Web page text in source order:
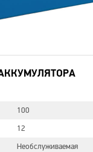
100
12
Необслуживаемая